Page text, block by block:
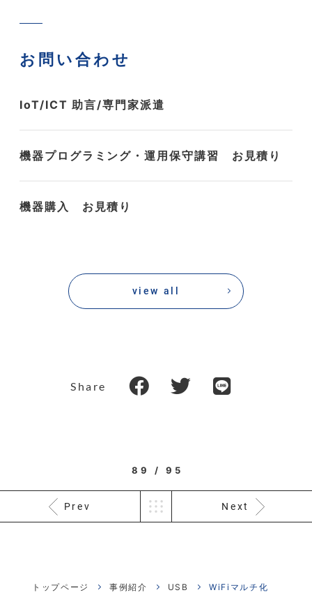
お問い合わせ
IoT/ICT 助言/専門家派遣
機器プログラミング・運用保守講習 お見積り
機器購入 お見積り
view all
Share
89 / 95
Prev Next
トップページ 事例紹介 USB WiFiマルチ化